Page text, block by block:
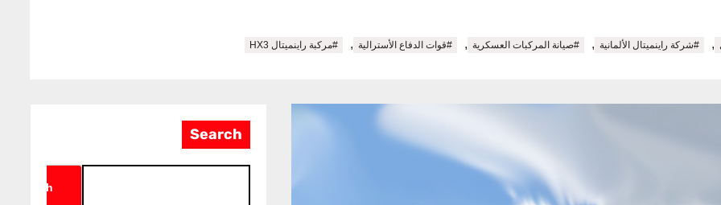
, #شركة راينميتال الألمانية , #صيانة المركبات العسكرية , #قوات الدفاع الأسترالية , #مركبة راينميتال HX3
Search
Search